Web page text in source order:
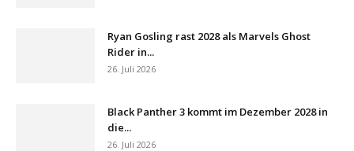
Ryan Gosling rast 2028 als Marvels Ghost
Rider in...
26. Juli 2026
Black Panther 3 kommt im Dezember 2028 in
die...
26. Juli 2026